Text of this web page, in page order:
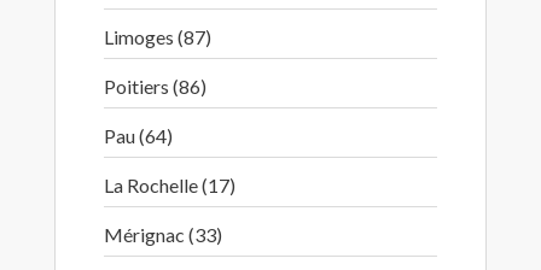
Limoges (87)
Poitiers (86)
Pau (64)
La Rochelle (17)
Mérignac (33)